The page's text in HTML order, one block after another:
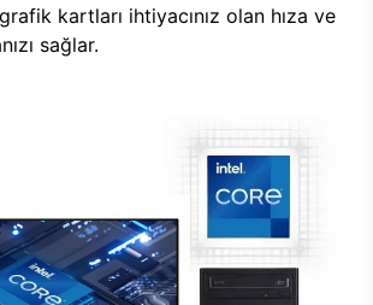
kartları ihtiyacınız olan hıza ve
sağlar.